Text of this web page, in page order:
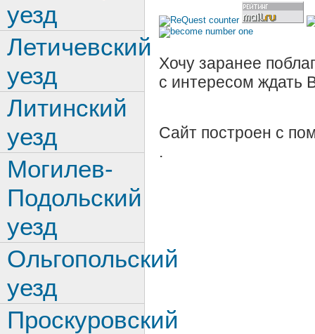
Хочу заранее
с интересом ждать
Сайт построен с
.
уезд
Летичевский
уезд
Литинский
уезд
Могилев-
Подольский
уезд
Ольгопольский
уезд
Проскуровский